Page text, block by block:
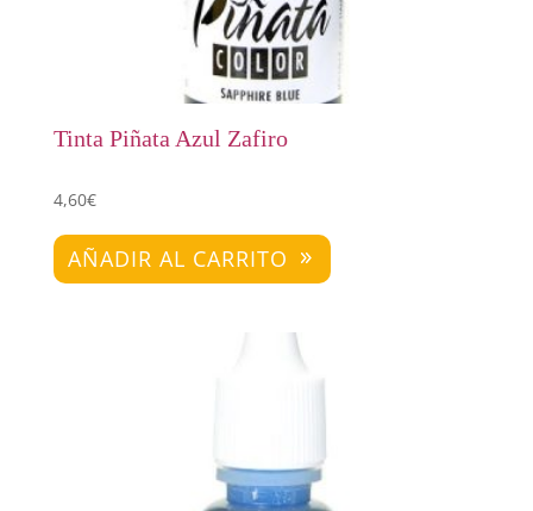
Tinta Piñata Azul Zafiro
4,60€
AÑADIR AL CARRITO